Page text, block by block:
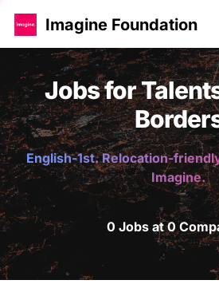
Imagine Foundation
Jobs for
English-1st. Relocation-
Imagine.
0 Jobs at 0